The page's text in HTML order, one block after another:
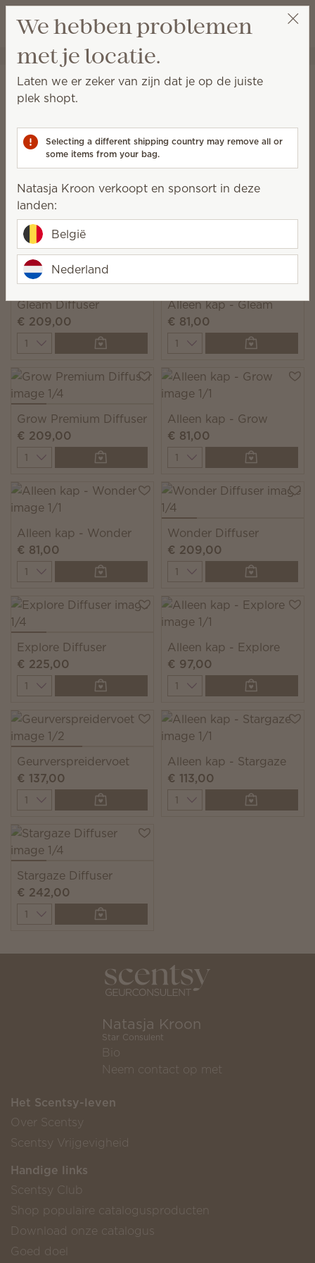
Verlanglijst
Winkeltas
Natasja Kroon Selecteer een party
Diffusers en Oliën Diffusers
Diffusers
compleet met instelbare kleur-, licht- en geursterkte.
11 Resultaten
Filter Relevantie
Kies 1 Scentsy Diffuser + 6 Scentsy Oliën, bespaar
10%
Exclusief gelicentieerde en gebundelde producten.
Gleam Diffuser
€ 209,00
Quantity
Alleen kap - Gleam
€ 81,00
Quantity
Grow Premium Diffuser
€ 209,00
Quantity
Alleen kap - Grow
€ 81,00
Quantity
Alleen kap - Wonder
€ 81,00
Quantity
Wonder Diffuser
€ 209,00
Quantity
Explore Diffuser
€ 225,00
Quantity
Alleen kap - Explore
€ 97,00
Quantity
Geurverspreidervoet
€ 137,00
Quantity
Alleen kap - Stargaze
€ 113,00
Quantity
Stargaze Diffuser
€ 242,00
Quantity
Natasja Kroon
Star Consulent
Bio
Neem contact op met
Het Scentsy-leven
Over Scentsy
Scentsy Vrijgevigheid
Handige links
Scentsy Club
Shop populaire catalogusproducten
Download onze catalogus
Goed doel
We hebben problemen
met je locatie.
Laten we er zeker van zijn dat je op de juiste
plek shopt.
Selecting a different shipping country may remove all or
some items from your bag.
Natasja Kroon verkoopt en sponsort in deze
landen:
België
Nederland